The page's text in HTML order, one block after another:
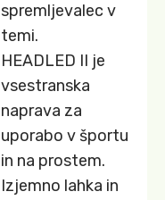
spremljevalec v
temi.
HEADLED II je
vsestranska
naprava za
uporabo v športu
in na prostem.
Izjemno lahka in